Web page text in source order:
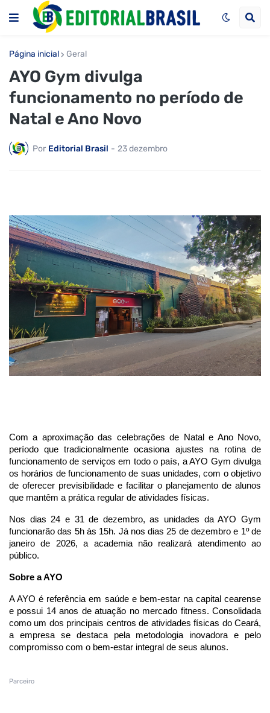
Página inicial Geral
AYO Gym divulga
funcionamento no período de
Natal e Ano Novo
Por Editorial Brasil - 23 dezembro
Com a aproximação das celebrações de Natal e Ano Novo,
período que tradicionalmente ocasiona ajustes na rotina de
funcionamento de serviços em todo o país, a AYO Gym divulga
os horários de funcionamento de suas unidades, com o objetivo
de oferecer previsibilidade e facilitar o planejamento de alunos
que mantêm a prática regular de atividades físicas.
Nos dias 24 e 31 de dezembro, as unidades da AYO Gym
funcionarão das 5h às 15h. Já nos dias 25 de dezembro e 1º de
janeiro de 2026, a academia não realizará atendimento ao
público.
Sobre a AYO
A AYO é referência em saúde e bem-estar na capital cearense
e possui 14 anos de atuação no mercado fitness. Consolidada
como um dos principais centros de atividades físicas do Ceará,
a empresa se destaca pela metodologia inovadora e pelo
compromisso com o bem-estar integral de seus alunos.
Parceiro